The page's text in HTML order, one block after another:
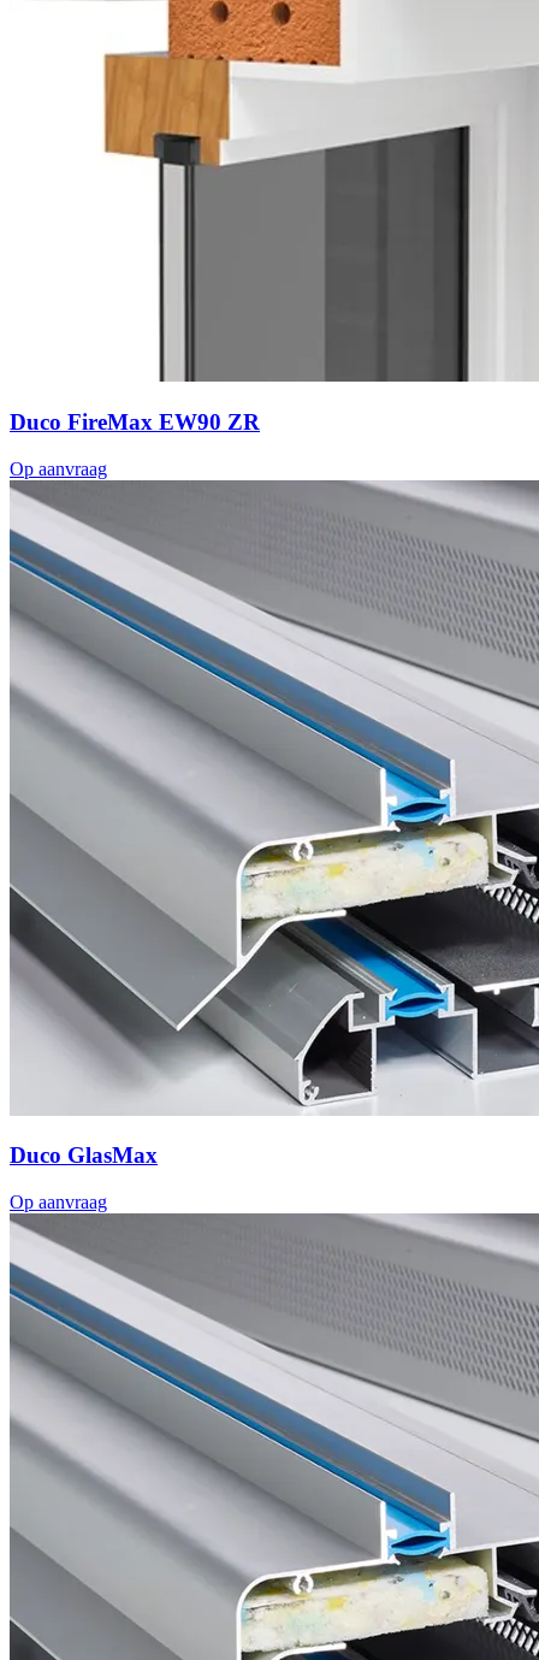
Duco FireMax EW90 ZR
Op aanvraag
Duco GlasMax
Op aanvraag